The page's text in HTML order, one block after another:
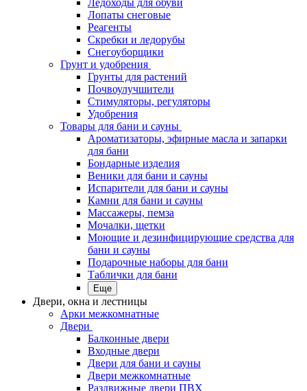
Лопаты снеговые
Реагенты
Скребки и ледорубы
Снегоуборщики
Грунт и удобрения
Грунты для растений
Почвоулучшители
Стимуляторы, регуляторы
Удобрения
Товары для бани и сауны
Ароматизаторы, эфирные масла и запарки
для бани
Бондарные изделия
Веники для бани и сауны
Испарители для бани и сауны
Камни для бани и сауны
Массажеры, пемза
Мочалки, щетки
Моющие и дезинфицирующие средства для
бани и сауны
Подарочные наборы для бани
Таблички для бани
Еще
Двери, окна и лестницы
Арки межкомнатные
Двери
Балконные двери
Входные двери
Двери для бани и сауны
Двери межкомнатные
Раздвижные двери ПВХ